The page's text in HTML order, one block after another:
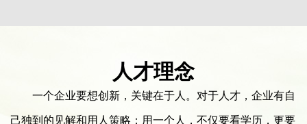
人才理念
一个企业要想创新，关键在于人。对于人才，企业有自
己独到的见解和用人策略：用一个人，不仅要看学历，更要